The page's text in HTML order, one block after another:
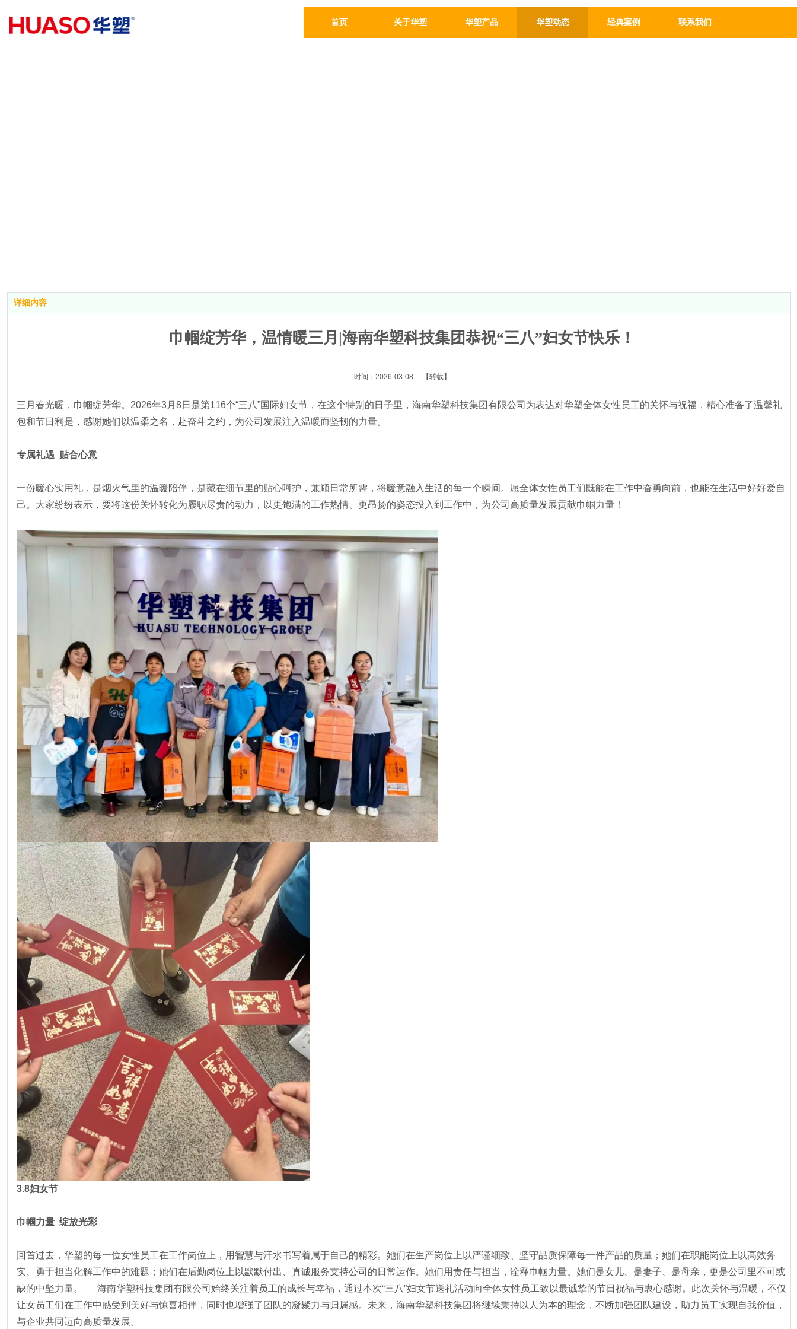
首页 关于华塑 华塑产品 华塑动态 经典案例 联系我们
详细内容
巾帼绽芳华，温情暖三月|海南华塑科技集团恭祝“三八”妇女节快乐！
时间：2026-03-08 【转载】
三月春光暖，巾帼绽芳华。2026年3月8日是第116个“三八”国际妇女节，在这个特别的日子里，海南华塑科技集团有限公司为表达对华塑全体女性员工的关怀与祝福，精心准备了温馨礼
包和节日利是，感谢她们以温柔之名，赴奋斗之约，为公司发展注入温暖而坚韧的力量。
专属礼遇 贴合心意
一份暖心实用礼，是烟火气里的温暖陪伴，是藏在细节里的贴心呵护，兼顾日常所需，将暖意融入生活的每一个瞬间。愿全体女性员工们既能在工作中奋勇向前，也能在生活中好好爱自
己。大家纷纷表示，要将这份关怀转化为履职尽责的动力，以更饱满的工作热情、更昂扬的姿态投入到工作中，为公司高质量发展贡献巾帼力量！
3.8妇女节
巾帼力量 绽放光彩
回首过去，华塑的每一位女性员工在工作岗位上，用智慧与汗水书写着属于自己的精彩。她们在生产岗位上以严谨细致、坚守品质保障每一件产品的质量；她们在职能岗位上以高效务
实、勇于担当化解工作中的难题；她们在后勤岗位上以默默付出、真诚服务支持公司的日常运作。她们用责任与担当，诠释巾帼力量。她们是女儿、是妻子、是母亲，更是公司里不可或
缺的中坚力量。 海南华塑科技集团有限公司始终关注着员工的成长与幸福，通过本次“三八”妇女节送礼活动向全体女性员工致以最诚挚的节日祝福与衷心感谢。此次关怀与温暖，不仅
让女员工们在工作中感受到美好与惊喜相伴，同时也增强了团队的凝聚力与归属感。未来，海南华塑科技集团将继续秉持以人为本的理念，不断加强团队建设，助力员工实现自我价值，
与企业共同迈向高质量发展。